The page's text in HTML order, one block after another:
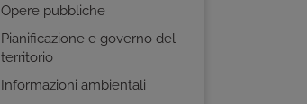
Opere pubbliche
Pianificazione e governo del
territorio
Informazioni ambientali